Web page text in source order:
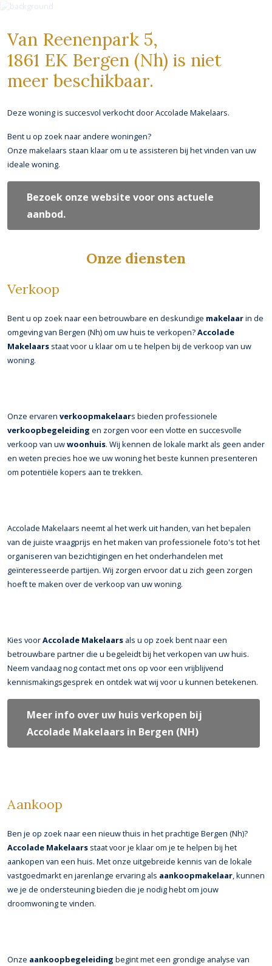
Van Reenenpark 5,
1861 EK Bergen (Nh) is niet
meer beschikbaar.
Deze woning is succesvol verkocht door Accolade Makelaars.
Bent u op zoek naar andere woningen?
Onze makelaars staan klaar om u te assisteren bij het vinden van uw
ideale woning.
Bezoek onze website voor ons actuele
aanbod.
Onze diensten
Verkoop
Bent u op zoek naar een betrouwbare en deskundige makelaarin de
omgeving van Bergen (Nh) om uw huis te verkopen?Accolade
Makelaars staat voor u klaar om u te helpen bij de verkoop van uw
woning.
Onze ervaren verkoopmakelaars bieden professionele
verkoopbegeleiding en zorgen voor een vlotte en succesvolle
verkoop van uwwoonhuis. Wij kennen de lokale markt als geen ander
en weten precies hoe we uw woning het beste kunnen presenteren
om potentiële kopers aan te trekken.
Accolade Makelaars neemt al het werk uit handen, van het bepalen
van de juiste vraagprijs en het maken van professionele foto's tot het
organiseren van bezichtigingen en het onderhandelen met
geïnteresseerde partijen. Wij zorgen ervoor dat u zich geen zorgen
hoeft te maken over de verkoop van uw woning.
Kies voorAccolade Makelaars als u op zoek bent naar een
betrouwbare partner die u begeleidt bij het verkopen van uw huis.
Neem vandaag nog contact met ons op voor een vrijblijvend
kennismakingsgesprek en ontdek wat wij voor u kunnen betekenen.
Meer info over uw huis verkopen bij
Accolade Makelaars in Bergen (NH)
Aankoop
Ben je op zoek naar een nieuw thuis in het prachtige Bergen (Nh)?
Accolade Makelaars staat voor je klaar om je te helpen bij het
aankopen van een huis. Met onze uitgebreide kennis van de lokale
vastgoedmarkt en jarenlange ervaring als aankoopmakelaar, kunnen
we je de ondersteuning bieden die je nodig hebt om jouw
droomwoning te vinden.
Onze aankoopbegeleiding begint met een grondige analyse van